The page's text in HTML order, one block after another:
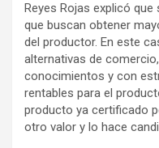
Reyes Rojas explicó
que buscan obtener
del productor. En este
alternativas de
conocimientos y con
rentables para el
producto ya certificado
otro valor y lo hace